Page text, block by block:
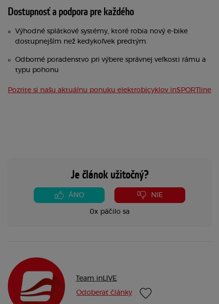
Dostupnosť a podpora pre každého
Výhodné splátkové systémy, ktoré robia nový e-bike
dostupnejším než kedykoľvek predtým.
Odborné poradenstvo pri výbere správnej veľkosti rámu a
typu pohonu
Pozrite si našu aktuálnu ponuku elektrobicyklov inSPORTline
Je článok užitočný?
ÁNO NIE
0x páčilo sa
Team inLIVE
Odoberať články